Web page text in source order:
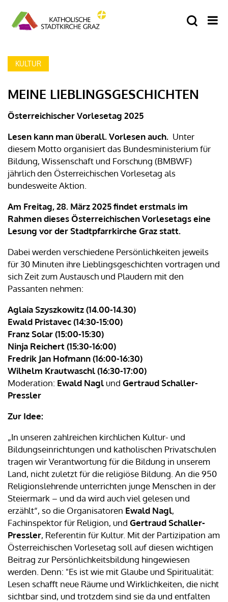
KULTUR
MEINE LIEBLINGSGESCHICHTEN
Österreichischer Vorlesetag 2025
Lesen kann man überall. Vorlesen auch. Unter
diesem Motto organisiert das Bundesministerium für
Bildung, Wissenschaft und Forschung (BMBWF)
jährlich den Österreichischen Vorlesetag als
bundesweite Aktion.
Am Freitag, 28. März 2025 findet erstmals im
Rahmen dieses Österreichischen Vorlesetags eine
Lesung vor der Stadtpfarrkirche Graz statt.
Dabei werden verschiedene Persönlichkeiten jeweils
für 30 Minuten ihre Lieblingsgeschichten vortragen und
sich Zeit zum Austausch und Plaudern mit den
Passanten nehmen:
Aglaia Szyszkowitz (14.00-14.30)
Ewald Pristavec (14:30-15:00)
Franz Solar (15:00-15:30)
Ninja Reichert (15:30-16:00)
Fredrik Jan Hofmann (16:00-16:30)
Wilhelm Krautwaschl (16:30-17:00)
Moderation: Ewald Naglund Gertraud Schaller-
Pressler
Zur Idee:
„In unseren zahlreichen kirchlichen Kultur- und
Bildungseinrichtungen und katholischen Privatschulen
tragen wir Verantwortung für die Bildung in unserem
Land, nicht zuletzt für die religiöse Bildung. An die 950
Religionslehrende unterrichten junge Menschen in der
Steiermark – und da wird auch viel gelesen und
erzählt“, so die Organisatoren Ewald Nagl,
Fachinspektor für Religion, und Gertraud Schaller-
Pressler, Referentin für Kultur. Mit der Partizipation am
Österreichischen Vorlesetag soll auf diesen wichtigen
Beitrag zur Persönlichkeitsbildung hingewiesen
werden. Denn: "Es ist wie mit Glaube und Spiritualität:
Lesen schafft neue Räume und Wirklichkeiten, die nicht
sichtbar sind, und trotzdem sind sie da und entfalten